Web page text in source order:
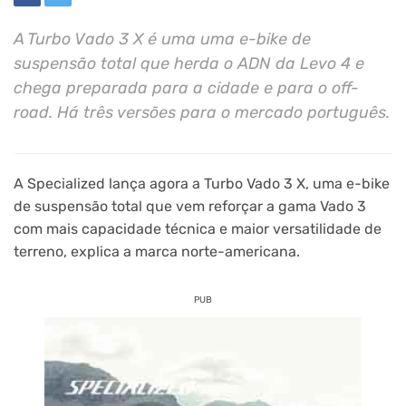
A Turbo Vado 3 X é uma uma e-bike de
suspensão total que herda o ADN da Levo 4 e
chega preparada para a cidade e para o off-
road. Há três versões para o mercado português.
A Specialized lança agora a Turbo Vado 3 X, uma e-bike
de suspensão total que vem reforçar a gama Vado 3
com mais capacidade técnica e maior versatilidade de
terreno, explica a marca norte-americana.
PUB